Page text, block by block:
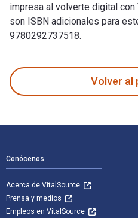
impresa al volverte digital
son ISBN adicionales para
9780292737518.
Volver al
Conócenos
Acerca de VitalSource
Prensa y medios
Empleos en VitalSource